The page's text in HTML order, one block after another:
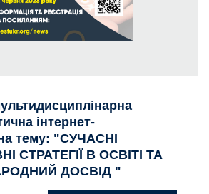
інтернет-
тему: "СУЧАСНІ
СТРАТЕГІЇ В ОСВІТІ ТА
ДОСВІД "